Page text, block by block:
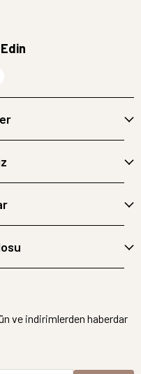
ve indirimlerden haberdar